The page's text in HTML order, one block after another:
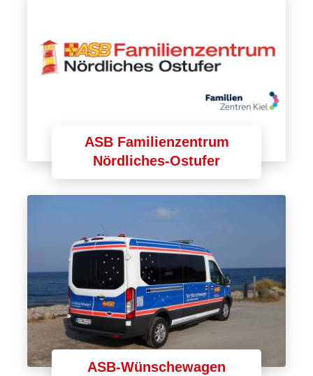
ASB Familienzentrum
Nördliches-Ostufer
ASB-Wünschewagen